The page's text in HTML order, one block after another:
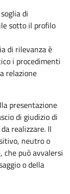
di
sotto il profilo
di rilevanza è
i procedimenti
relazione
presentazione
di giudizio di
realizzare. Il
neutro o
che può avvalersi
o della